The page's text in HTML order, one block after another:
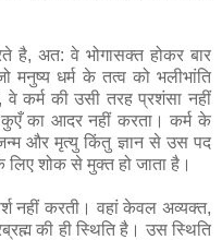
है, अत: वे भोगासक्त होकर बार
धर्म के तत्व को भलीभांति
वे कर्म की उसी तरह प्रशंसा नहीं
कुएँ का आदर नहीं करता। कर्म के
और मृत्यु किंतु ज्ञान से उस पद
लिए शोक से मुक्त हो जाता है।
नहीं करती। वहां केवल अव्यक्त,
की ही स्थिति है। उस स्थिति